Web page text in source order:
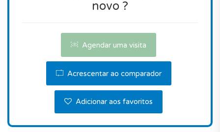
Agende já uma visita!novo ?
Agendar uma visita
Acrescentar ao comparador
Adicionar aos favoritos